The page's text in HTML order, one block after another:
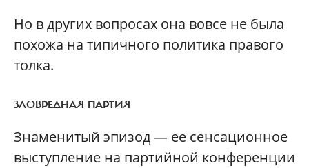
Но в других вопросах она вовсе не была
похожа на типичного политика правого
толка.
ЗЛОВРЕДНАЯ ПАРТИЯ
Знаменитый эпизод — ее сенсационное
выступление на партийной конференции